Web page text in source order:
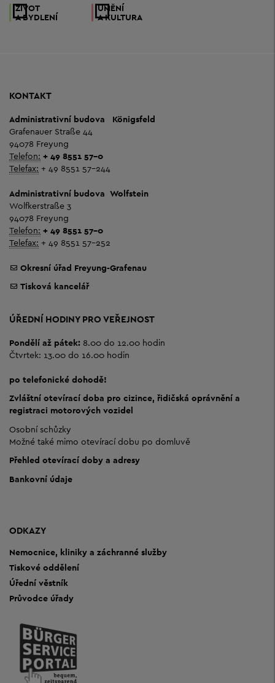
ŽIVOT
A BYDLENÍ
UMĚNÍ
A KULTURA
KONTAKT
Administrativní budova
Königsfeld
Grafenauer Straße 44
94078 Freyung
Telefon: + 49 8551 57-0
Telefax: + 49 8551 57-244
Administrativní budova Wolfstein
Wolfkerstraße 3
94078 Freyung
Telefon: + 49 8551 57-0
Telefax: + 49 8551 57-252
Okresní úřad Freyung-Grafenau
Tisková kancelář
ÚŘEDNÍ HODINY PRO VEŘEJNOST
Pondělí až pátek: 8.00 do 12.00 hodin
Čtvrtek: 13.00 do 16.00 hodin
po telefonické dohodě!
Zvláštní otevírací doba pro cizince, řidičská oprávnění a
registraci motorových vozidel
Osobní schůzky
Možné také mimo otevírací dobu po domluvě
Přehled otevírací doby a adresy
Bankovní údaje
ODKAZY
Nemocnice, kliniky a záchranné služby
Tiskové oddělení
Úřední věstník
Průvodce úřady